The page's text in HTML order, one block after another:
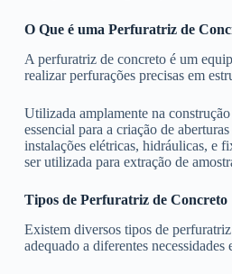
O Que é uma Perfuratriz de
A perfuratriz de concreto é um
realizar perfurações precisas em
Utilizada amplamente na
essencial para a criação de aberturas
instalações elétricas, hidráulicas, e
ser utilizada para extração de
Tipos de Perfuratriz de Concreto
Existem diversos tipos de
adequado a diferentes necessidades